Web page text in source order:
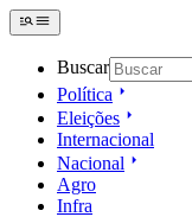
Buscar
Política
Eleições
Internacional
Nacional
Agro
Infra